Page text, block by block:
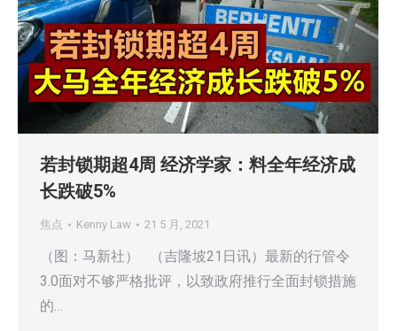
若封锁期超4周 经济学家：料全年经济成
长跌破5%
焦点 Kenny Law 21 5 月, 2021
（图：马新社） （吉隆坡21日讯）最新的行管令
3.0面对不够严格批评，以致政府推行全面封锁措施
的…